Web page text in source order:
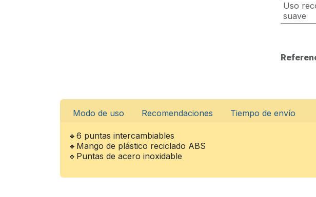
Uso
suave
Modo de uso Recomendaciones Tiempo de envío
🔹6 puntas intercambiables
🔹Mango de plástico reciclado ABS
🔹Puntas de acero inoxidable